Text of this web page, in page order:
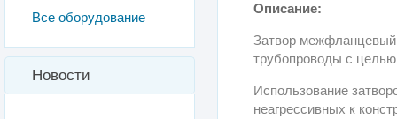
Все оборудование
Новости
Описание:
Затвор межфланцевый
трубопроводы с целью
Использование
неагрессивных к